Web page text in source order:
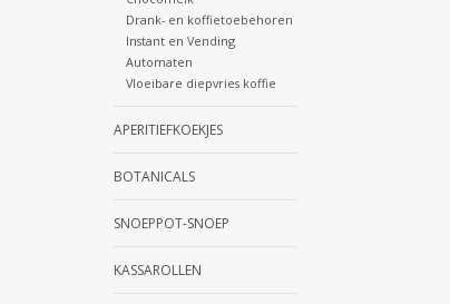
Drank- en koffietoebehoren
Instant en Vending
Automaten
Vloeibare diepvries koffie
APERITIEFKOEKJES
BOTANICALS
SNOEPPOT-SNOEP
KASSAROLLEN